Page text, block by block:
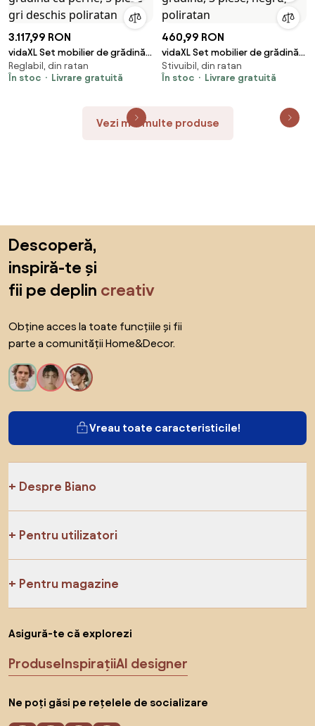
3.117,99 RON
vidaXL Set mobilier de grădină
cu perne, 5 piese gri deschis
poliratan
Reglabil, din ratan
În stoc
Livrare gratuită
460,99 RON
vidaXL Set mobilier de grădină,
3 piese, negru, poliratan
Stivuibil, din ratan
În stoc
Livrare gratuită
Vezi mai multe produse
Descoperă,
inspiră-te și
fii pe deplin creativ
Obține acces la toate funcțiile și fii
parte a comunității Home&Decor.
Vreau toate caracteristicile!
Despre Biano
Pentru utilizatori
Pentru magazine
Asigură-te că explorezi
ProduseInspirațiiAI designer
Ne poți găsi pe rețelele de socializare